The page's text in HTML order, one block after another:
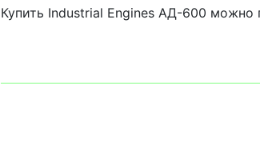
Купить Industrial Engines АД-600 можно